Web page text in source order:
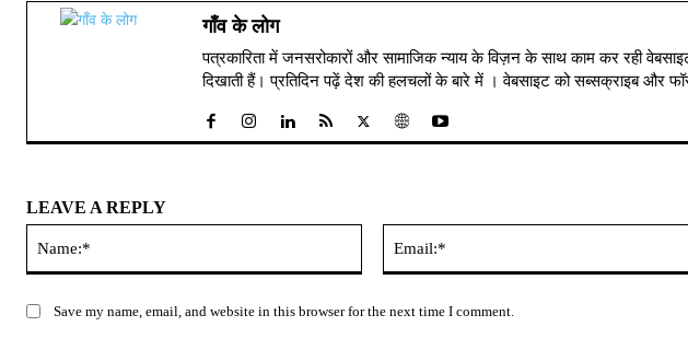
गाँव के लोग
पत्रकारिता में जनसरोकारों और सामाजिक न्याय के विज़न के साथ काम कर रही
दिखाती हैं। प्रतिदिन पढ़ें देश की हलचलों के बारे में । वेबसाइट को सब्सक्राइब और
LEAVE A REPLY
Save my name, email, and website in this browser for the next time I comment.